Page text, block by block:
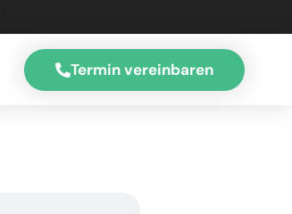
Termin vereinbaren